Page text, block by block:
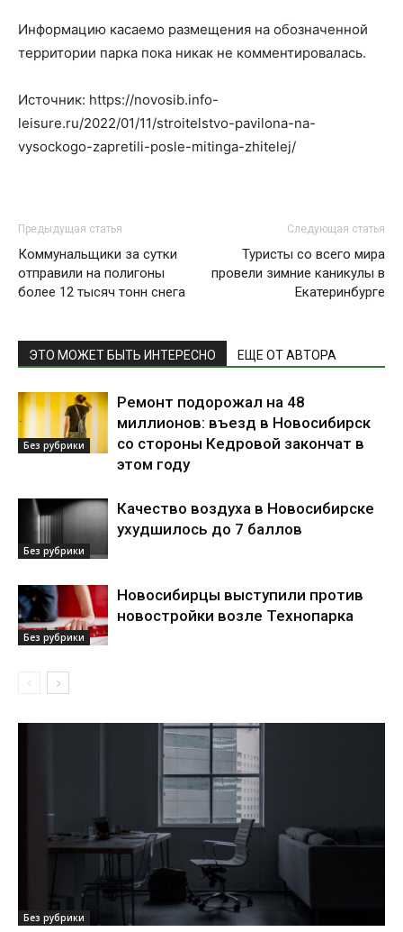
Информацию касаемо размещения на обозначенной
территории парка пока никак не комментировалась.
Источник: https://novosib.info-
leisure.ru/2022/01/11/stroitelstvo-pavilona-na-
vysockogo-zapretili-posle-mitinga-zhitelej/
Предыдущая статья
Коммунальщики за сутки
отправили на полигоны
более 12 тысяч тонн снега
Следующая статья
Туристы со всего мира
провели зимние каникулы в
Екатеринбурге
ЭТО МОЖЕТ БЫТЬ ИНТЕРЕСНО ЕЩЕ ОТ АВТОРА
Без рубрики
Ремонт подорожал на 48
миллионов: въезд в Новосибирск
со стороны Кедровой закончат в
этом году
Без рубрики
Качество воздуха в Новосибирске
ухудшилось до 7 баллов
Без рубрики
Новосибирцы выступили против
новостройки возле Технопарка
Без рубрики